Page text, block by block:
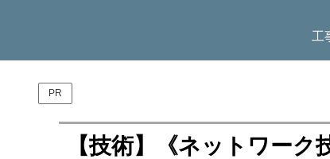
工
PR
【技術】《ネットワー